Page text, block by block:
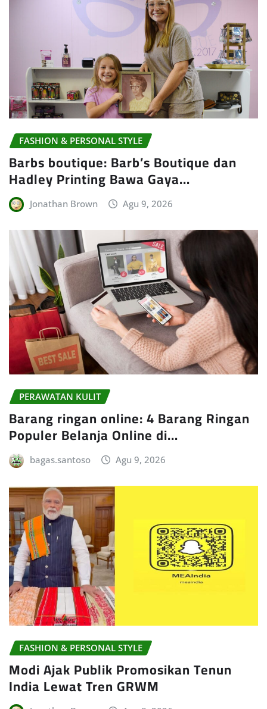
FASHION & PERSONAL STYLE
Barbs boutique: Barb’s Boutique dan
Hadley Printing Bawa Gaya…
Jonathan Brown Agu 9, 2026
PERAWATAN KULIT
Barang ringan online: 4 Barang Ringan
Populer Belanja Online di…
bagas.santoso Agu 9, 2026
FASHION & PERSONAL STYLE
Modi Ajak Publik Promosikan Tenun
India Lewat Tren GRWM